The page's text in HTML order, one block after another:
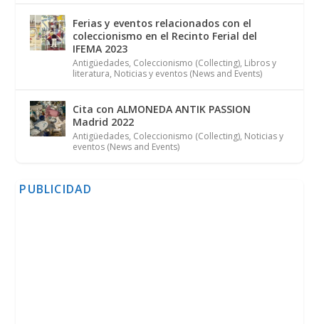
Ferias y eventos relacionados con el
coleccionismo en el Recinto Ferial del
IFEMA 2023
Antigüedades, Coleccionismo (Collecting), Libros y
literatura, Noticias y eventos (News and Events)
Cita con ALMONEDA ANTIK PASSION
Madrid 2022
Antigüedades, Coleccionismo (Collecting), Noticias y
eventos (News and Events)
PUBLICIDAD